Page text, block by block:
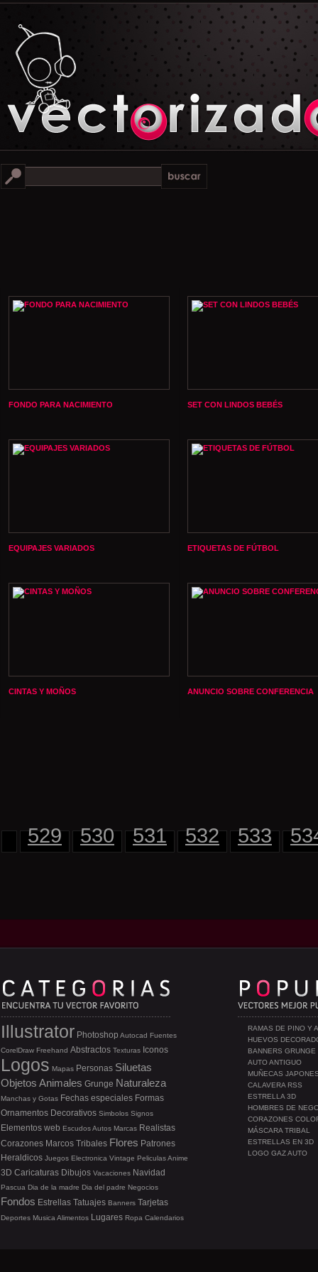
FONDO PARA NACIMIENTO SET CON LINDOS BEBÉS
EQUIPAJES VARIADOS ETIQUETAS DE FÚTBOL
CINTAS Y MOÑOS ANUNCIO SOBRE CONFERENCIA
529 530 531 532 533
RAMAS DE PINO Y
HUEVOS
BANNERS GRUNGE
AUTO ANTIGUO
MUÑECAS
CALAVERA RSS
ESTRELLA 3D
HOMBRES DE
CORAZONES
MÁSCARA TRIBAL
ESTRELLAS EN 3D
LOGO GAZ AUTO
Illustrator Photoshop Autocad Fuentes
CorelDraw Freehand Abstractos Texturas Iconos
Logos Mapas Personas Siluetas
Objetos Animales Grunge Naturaleza
Manchas y Gotas Fechas especiales Formas
Ornamentos Decorativos Simbolos Signos
Elementos web EscudosAutos Marcas Realistas
Corazones Marcos Tribales Flores Patrones
Heraldicos Juegos Electronica Vintage PeliculasAnime
3D Caricaturas Dibujos Vacaciones Navidad
Pascua Dia de la madre Dia del padre Negocios
Fondos Estrellas Tatuajes Banners Tarjetas
Deportes Musica Alimentos Lugares Ropa Calendarios